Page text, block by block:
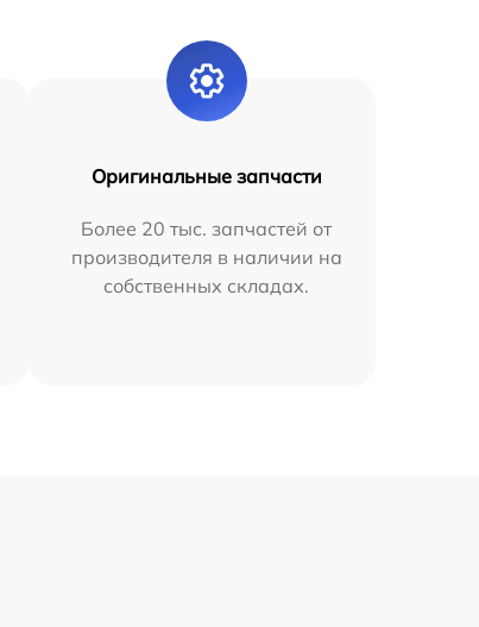
Оригинальные запчасти
Более 20 тыс. запчастей от
производителя в наличии на
собственных складах.